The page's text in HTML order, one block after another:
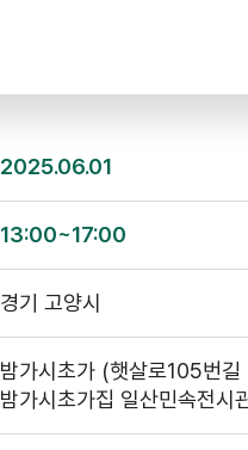
2025.06.01
13:00~17:00
경기 고양시
밤가시초가 (햇살로105번
밤가시초가집 일산민속전시